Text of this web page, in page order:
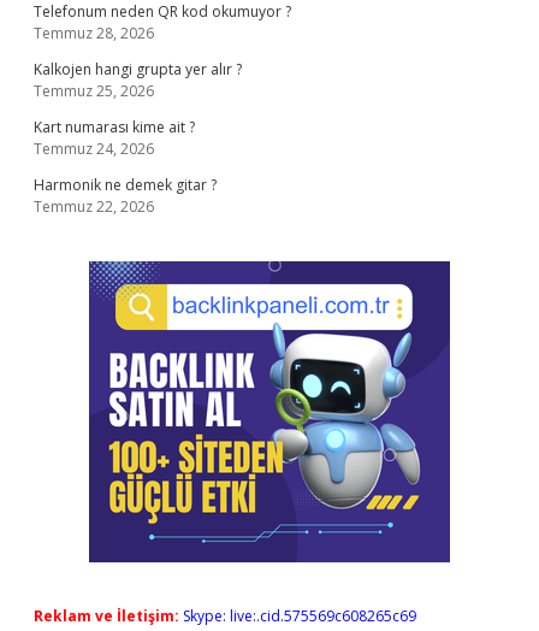
Telefonum neden QR kod okumuyor ?
Temmuz 28, 2026
Kalkojen hangi grupta yer alır ?
Temmuz 25, 2026
Kart numarası kime ait ?
Temmuz 24, 2026
Harmonik ne demek gitar ?
Temmuz 22, 2026
Reklam ve İletişim: Skype: live:.cid.575569c608265c69